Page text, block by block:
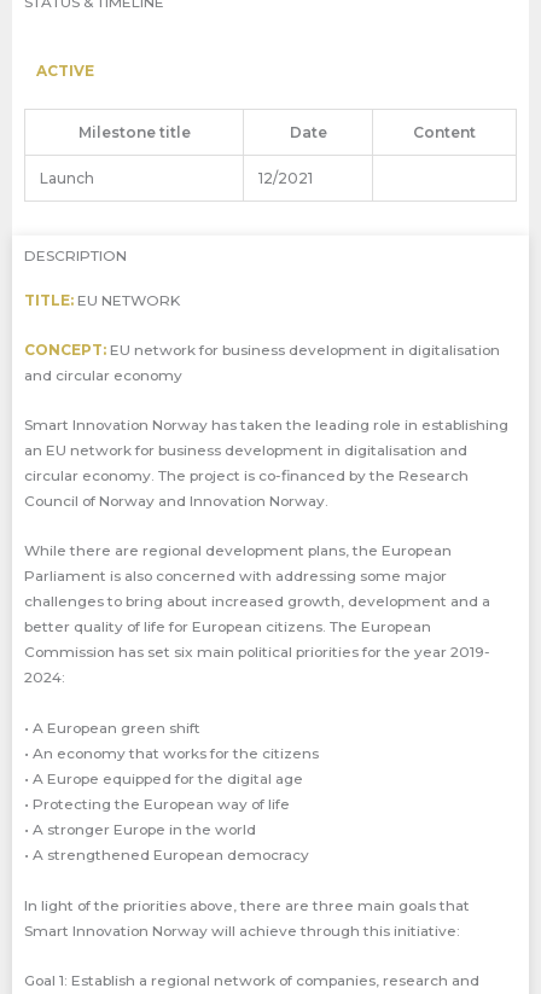
ACTIVE
Milestone title Date Content
Launch 12/2021
DESCRIPTION
TITLE: EU NETWORK
CONCEPT: EU network for business development in digitalisation
and circular economy
Smart Innovation Norway has taken the leading role in establishing
an EU network for business development in digitalisation and
circular economy. The project is co-financed by the Research
Council of Norway and Innovation Norway.
While there are regional development plans, the European
Parliament is also concerned with addressing some major
challenges to bring about increased growth, development and a
better quality of life for European citizens. The European
Commission has set six main political priorities for the year 2019-
2024:
• A European green shift
• An economy that works for the citizens
• A Europe equipped for the digital age
• Protecting the European way of life
• A stronger Europe in the world
• A strengthened European democracy
In light of the priorities above, there are three main goals that
Smart Innovation Norway will achieve through this initiative:
Goal 1: Establish a regional network of companies, research and